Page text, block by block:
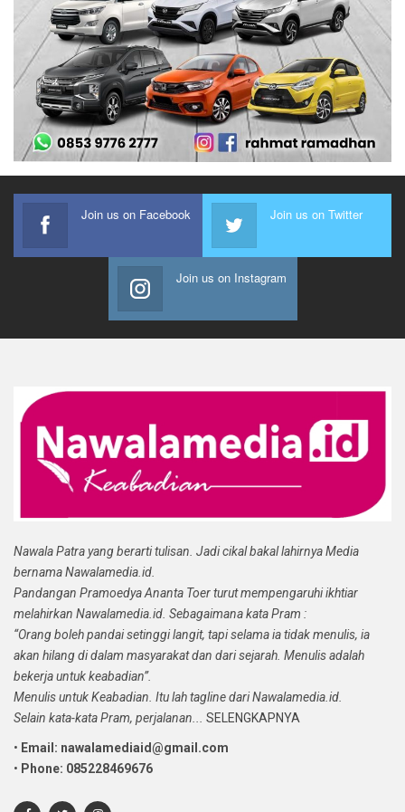
Join us on Facebook Join us on Twitter
Join us on Instagram
Nawala Patra yang berarti tulisan. Jadi cikal bakal lahirnya Media
bernama Nawalamedia.id.
Pandangan Pramoedya Ananta Toer turut mempengaruhi ikhtiar
melahirkan Nawalamedia.id. Sebagaimana kata Pram :
“Orang boleh pandai setinggi langit, tapi selama ia tidak menulis, ia
akan hilang di dalam masyarakat dan dari sejarah. Menulis adalah
bekerja untuk keabadian”.
Menulis untuk Keabadian. Itu lah tagline dari Nawalamedia.id.
Selain kata-kata Pram, perjalanan...
SELENGKAPNYA
• Email: nawalamediaid@gmail.com
• Phone: 085228469676